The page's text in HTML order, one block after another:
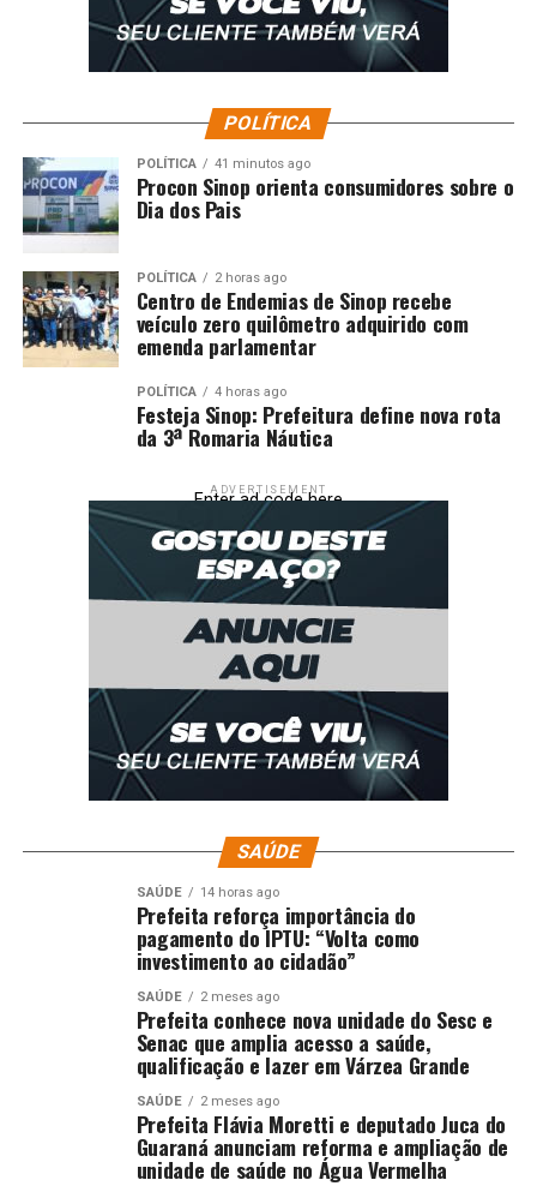
POLÍTICA
POLÍTICA 41 minutos ago
Procon Sinop orienta consumidores sobre o
Dia dos Pais
POLÍTICA 2 horas ago
Centro de Endemias de Sinop recebe
veículo zero quilômetro adquirido com
emenda parlamentar
POLÍTICA 4 horas ago
Festeja Sinop: Prefeitura define nova rota
da 3ª Romaria Náutica
ADVERTISEMENT
Enter ad code here
SAÚDE
SAÚDE 14 horas ago
Prefeita reforça importância do
pagamento do IPTU: “Volta como
investimento ao cidadão”
SAÚDE 2 meses ago
Prefeita conhece nova unidade do Sesc e
Senac que amplia acesso a saúde,
qualificação e lazer em Várzea Grande
SAÚDE 2 meses ago
Prefeita Flávia Moretti e deputado Juca do
Guaraná anunciam reforma e ampliação de
unidade de saúde no Água Vermelha